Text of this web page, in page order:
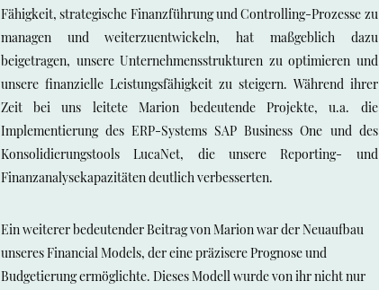
Fähigkeit, strategische Finanzführung und Controlling-Prozesse zu
managen und weiterzuentwickeln, hat maßgeblich dazu
beigetragen, unsere Unternehmensstrukturen zu optimieren und
unsere finanzielle Leistungsfähigkeit zu steigern. Während ihrer
Zeit bei uns leitete Marion bedeutende Projekte, u.a. die
Implementierung des ERP-Systems SAP Business One und des
Konsolidierungstools LucaNet, die unsere Reporting- und
Finanzanalysekapazitäten deutlich verbesserten.
Ein weiterer bedeutender Beitrag von Marion war der Neuaufbau
unseres Financial Models, der eine präzisere Prognose und
Budgetierung ermöglichte. Dieses Modell wurde von ihr nicht nur